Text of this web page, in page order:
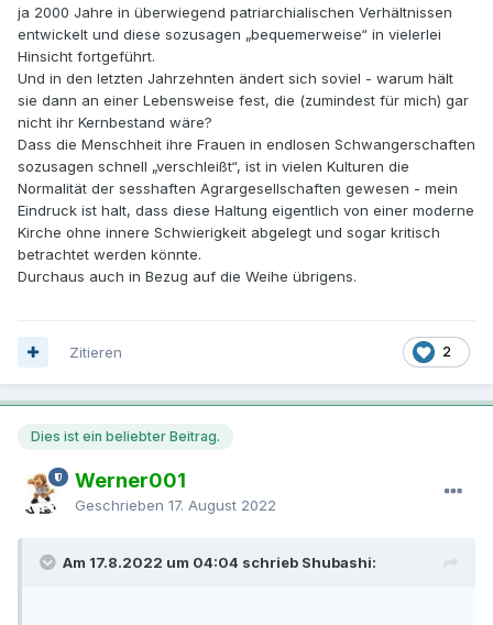
ja 2000 Jahre in überwiegend patriarchialischen Verhältnissen
entwickelt und diese sozusagen „bequemerweise“ in vielerlei
Hinsicht fortgeführt.
Und in den letzten Jahrzehnten ändert sich soviel - warum hält
sie dann an einer Lebensweise fest, die (zumindest für mich) gar
nicht ihr Kernbestand wäre?
Dass die Menschheit ihre Frauen in endlosen Schwangerschaften
sozusagen schnell „verschleißt“, ist in vielen Kulturen die
Normalität der sesshaften Agrargesellschaften gewesen - mein
Eindruck ist halt, dass diese Haltung eigentlich von einer moderne
Kirche ohne innere Schwierigkeit abgelegt und sogar kritisch
betrachtet werden könnte.
Durchaus auch in Bezug auf die Weihe übrigens.
2
Zitieren
Dies ist ein beliebter Beitrag.
Werner001
Geschrieben 17. August 2022
Am 17.8.2022 um 04:04 schrieb Shubashi: